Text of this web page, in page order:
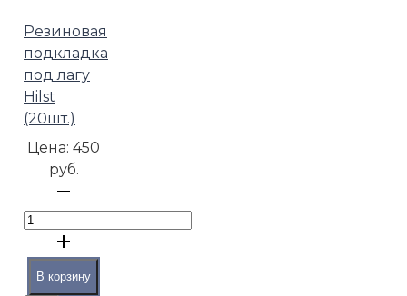
Резиновая
подкладка
под лагу
Hilst
(20шт.)
Цена:450
руб.
В корзину